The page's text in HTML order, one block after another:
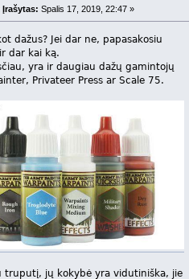
Įrašytas: Spalis 17, 2019, 22:47 »
dažus? Jei dar ne, papasakosiu
dar kai ką.
yra ir daugiau dažų gamintojų
Privateer Press ar Scale 75.
truputį, jų kokybė yra vidutiniška, jie